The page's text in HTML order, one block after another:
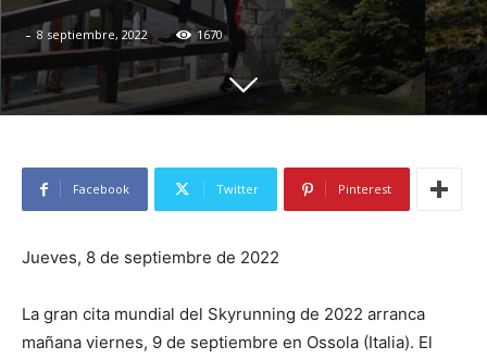
- 8 septiembre, 2022 1670
Facebook Twitter Pinterest
Jueves, 8 de septiembre de 2022
La gran cita mundial del Skyrunning de 2022 arranca
mañana viernes, 9 de septiembre en Ossola (Italia). El